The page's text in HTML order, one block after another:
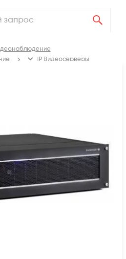
IP Видеосерверы